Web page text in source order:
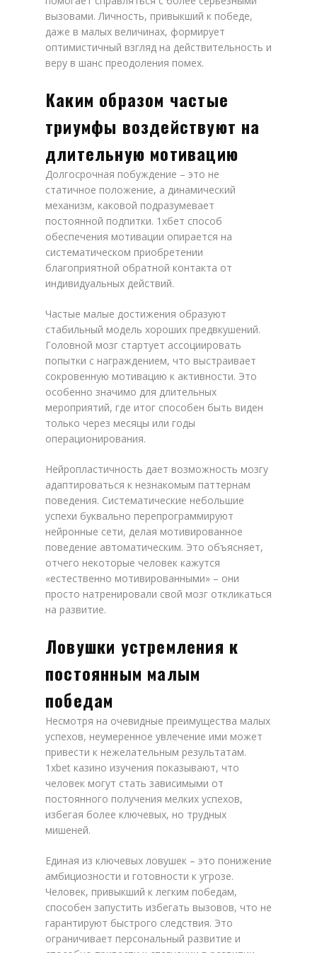
вызовами. Личность, привыкший к победе,
даже в малых величинах, формирует
оптимистичный взгляд на действительность и
веру в шанс преодоления помех.
Каким образом частые
триумфы воздействуют на
длительную мотивацию
Долгосрочная побуждение – это не
статичное положение, а динамический
механизм, каковой подразумевает
постоянной подпитки. 1хбет способ
обеспечения мотивации опирается на
систематическом приобретении
благоприятной обратной контакта от
индивидуальных действий.
Частые малые достижения образуют
стабильный модель хороших предвкушений.
Головной мозг стартует ассоциировать
попытки с награждением, что выстраивает
сокровенную мотивацию к активности. Это
особенно значимо для длительных
мероприятий, где итог способен быть виден
только через месяцы или годы
операционирования.
Нейропластичность дает возможность мозгу
адаптироваться к незнакомым паттернам
поведения. Систематические небольшие
успехи буквально перепрограммируют
нейронные сети, делая мотивированное
поведение автоматическим. Это объясняет,
отчего некоторые человек кажутся
«естественно мотивированными» – они
просто натренировали свой мозг откликаться
на развитие.
Ловушки устремления к
постоянным малым
победам
Несмотря на очевидные преимущества малых
успехов, неумеренное увлечение ими может
привести к нежелательным результатам.
1xbet казино изучения показывают, что
человек могут стать зависимыми от
постоянного получения мелких успехов,
избегая более ключевых, но трудных
мишеней.
Единая из ключевых ловушек – это понижение
амбициозности и готовности к угрозе.
Человек, привыкший к легким победам,
способен запустить избегать вызовов, что не
гарантируют быстрого следствия. Это
ограничивает персональный развитие и